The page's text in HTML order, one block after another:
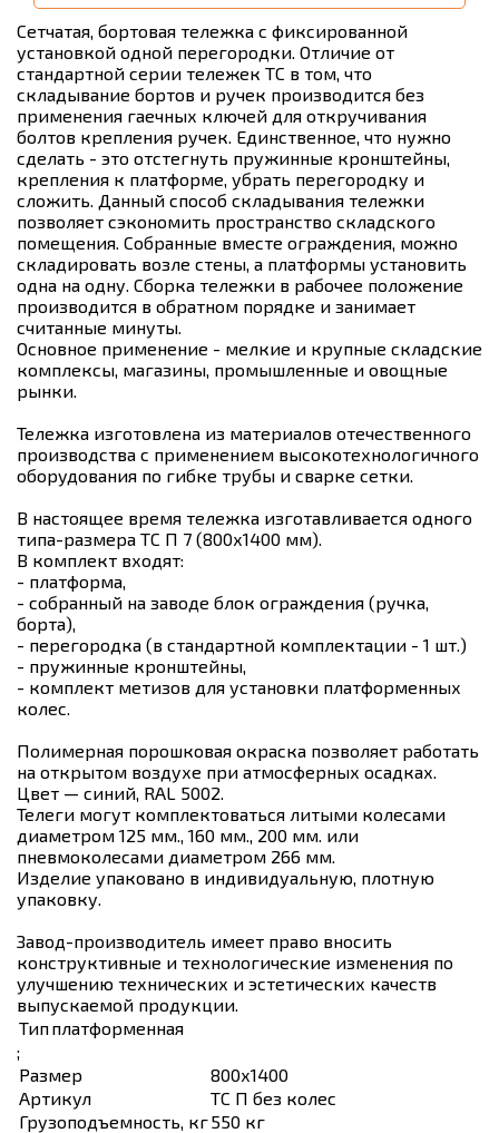
Сетчатая, бортовая тележка с фиксированной
установкой одной перегородки. Отличие от
стандартной серии тележек ТС в том, что
складывание бортов и ручек производится без
применения гаечных ключей для откручивания
болтов крепления ручек. Единственное, что нужно
сделать - это отстегнуть пружинные кронштейны,
крепления к платформе, убрать перегородку и
сложить. Данный способ складывания тележки
позволяет сэкономить пространство складского
помещения. Собранные вместе ограждения, можно
складировать возле стены, а платформы установить
одна на одну. Сборка тележки в рабочее положение
производится в обратном порядке и занимает
считанные минуты.
Основное применение - мелкие и крупные складские
комплексы, магазины, промышленные и овощные
рынки.
Тележка изготовлена из материалов отечественного
производства с применением высокотехнологичного
оборудования по гибке трубы и сварке сетки.
В настоящее время тележка изготавливается одного
типа-размера ТС П 7 (800х1400 мм).
В комплект входят:
- платформа,
- собранный на заводе блок ограждения (ручка,
борта),
- перегородка (в стандартной комплектации - 1 шт.)
- пружинные кронштейны,
- комплект метизов для установки платформенных
колес.
Полимерная порошковая окраска позволяет работать
на открытом воздухе при атмосферных осадках.
Цвет — синий, RAL 5002.
Телеги могут комплектоваться литыми колесами
диаметром 125 мм., 160 мм., 200 мм. или
пневмоколесами диаметром 266 мм.
Изделие упаковано в индивидуальную, плотную
упаковку.
Завод-производитель имеет право вносить
конструктивные и технологические изменения по
улучшению технических и эстетических качеств
выпускаемой продукции.
Типплатформенная
;
Размер
800х1400
Артикул
ТС П без колес
Грузоподъемность, кг550 кг